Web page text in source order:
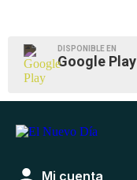
DISPONIBLE EN
Google Play
Mi cuenta